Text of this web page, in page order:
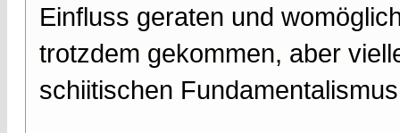
Einfluss geraten und
trotzdem gekommen, aber
schiitischen